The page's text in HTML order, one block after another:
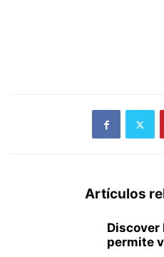
Artículos
Discover
permite